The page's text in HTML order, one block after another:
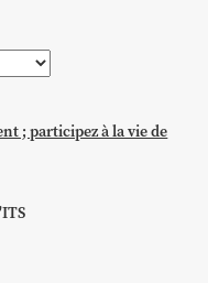
; participez à la vie de